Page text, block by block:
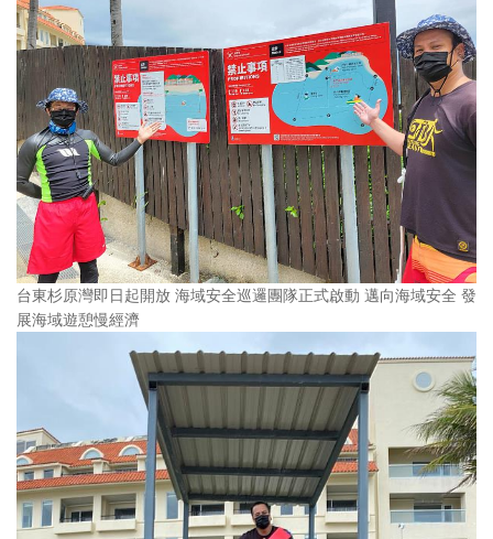
台東杉原灣即日起開放 海域安全巡邏團隊正式啟動 邁向海域安全 發
展海域遊憩慢經濟